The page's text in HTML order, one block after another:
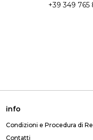
+39 349 765
info
Condizioni e Procedura di
Contatti